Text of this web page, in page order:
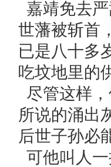
嘉靖免去
世藩被斩首
已是八十多
吃坟地里的
尽管这样
所说的涌出
后世子孙必
可他叫人